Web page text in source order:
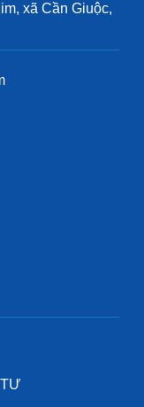
xã Cần Giuộc,